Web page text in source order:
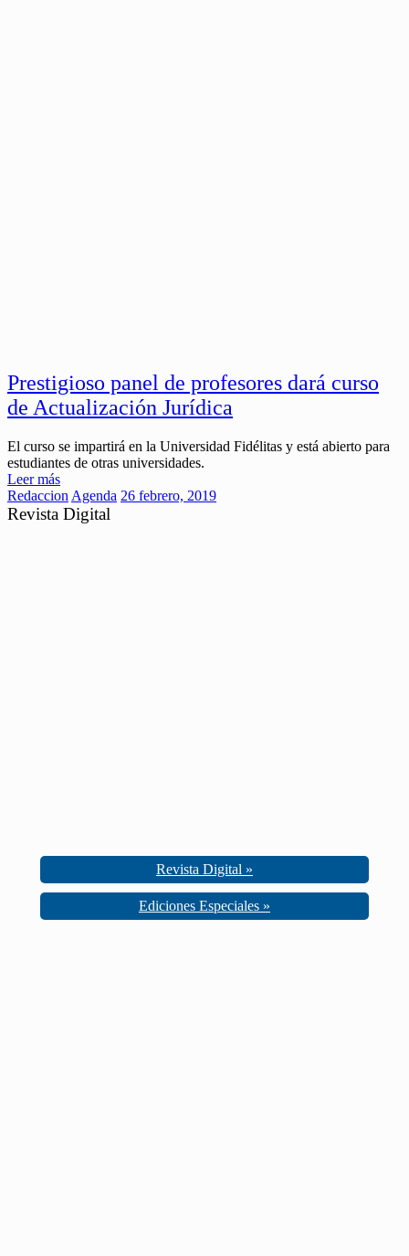
Prestigioso panel de profesores dará curso
de Actualización Jurídica
El curso se impartirá en la Universidad Fidélitas y está abierto para
estudiantes de otras universidades.
Leer más
Redaccion Agenda 26 febrero, 2019
Revista Digital
Revista Digital »
Ediciones Especiales »